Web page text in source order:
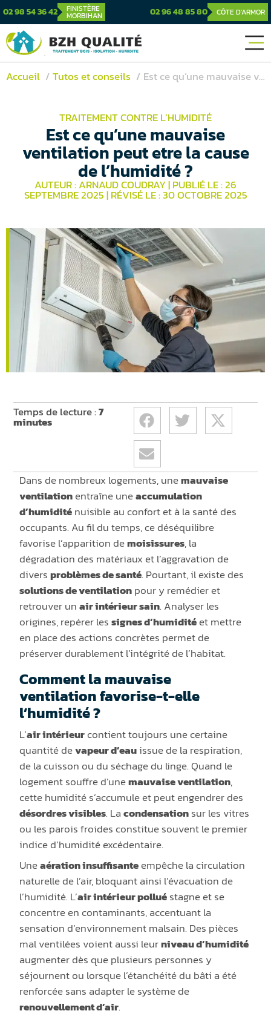
02 98 54 36 42 FINISTÈRE
MORBIHAN 02 96 48 85 80 CÔTE D'ARMOR
Accueil Tutos et conseils Est ce qu’une mauvaise ventilation peut etre la cause de l’humidité ?
TRAITEMENT CONTRE L’HUMIDITÉ
Est ce qu’une mauvaise
ventilation peut etre la cause
de l’humidité ?
AUTEUR : ARNAUD COUDRAY|PUBLIÉ LE : 26
SEPTEMBRE 2025|RÉVISÉ LE : 30 OCTOBRE 2025
Temps de lecture :7
minutes
Dans de nombreux logements, unemauvaise
ventilationentraîne uneaccumulation
d’humiditénuisible au confort et à la santé des
occupants. Au fil du temps, ce déséquilibre
favorise l’apparition demoisissures, la
dégradation des matériaux et l’aggravation de
diversproblèmes de santé. Pourtant, il existe des
solutions de ventilationpour y remédier et
retrouver unair intérieur sain. Analyser les
origines, repérer lessignes d’humiditéet mettre
en place des actions concrètes permet de
préserver durablement l’intégrité de l’habitat.
Comment la mauvaise
ventilation favorise-t-elle
l’humidité ?
L’air intérieurcontient toujours une certaine
quantité devapeur d’eauissue de la respiration,
de la cuisson ou du séchage du linge. Quand le
logement souffre d’unemauvaise ventilation,
cette humidité s’accumule et peut engendrer des
désordres visibles. Lacondensationsur les vitres
ou les parois froides constitue souvent le premier
indice d’humidité excédentaire.
Uneaération insuffisanteempêche la circulation
naturelle de l’air, bloquant ainsi l’évacuation de
l’humidité. L’air intérieur polluéstagne et se
concentre en contaminants, accentuant la
sensation d’environnement malsain. Des pièces
mal ventilées voient aussi leurniveau d’humidité
augmenter dès que plusieurs personnes y
séjournent ou lorsque l’étanchéité du bâti a été
renforcée sans adapter le système de
renouvellement d’air.